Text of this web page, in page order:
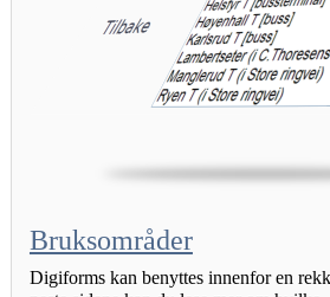
Bruksområder
Digiforms kan benyttes innenfor en